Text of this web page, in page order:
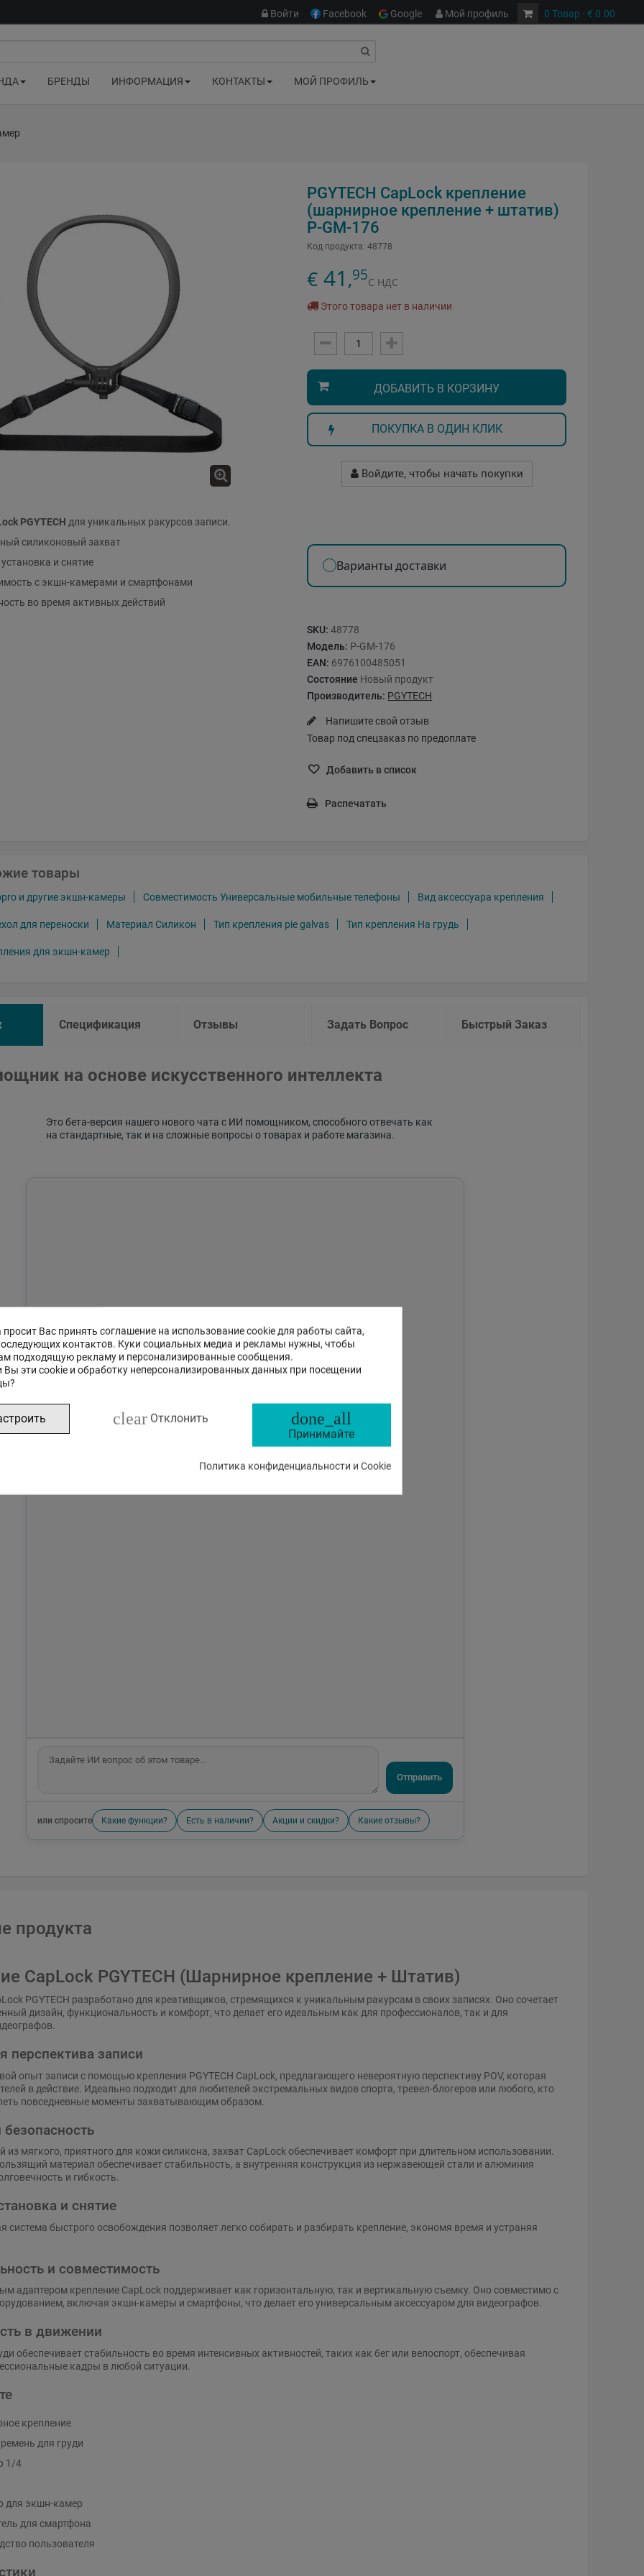
Вас принять соглашение на использование cookie для работы сайта,
контактов. Куки социальных медиа и рекламы нужны, чтобы
подходящую рекламу и персонализированные сообщения.
Вы эти cookie и обработку неперсонализированных данных при посещении
clear Отклонить done_all
Принимайте
Политика конфиденциальности и Cookie
0 Товар - € 0.00
Войти Facebook Google Мой профиль
БРЕНДЫ ИНФОРМАЦИЯ КОНТАКТЫ МОЙ ПРОФИЛЬ
PGYTECH для уникальных ракурсов записи.
силиконовый захват
и снятие
с экшн-камерами и смартфонами
во время активных действий
PGYTECH CapLock крепление
(шарнирное крепление + штатив)
P-GM-176
Код продукта: 48778
€ 41 ,95С НДС
Этого товара нет в наличии
ДОБАВИТЬ В КОРЗИНУ
ПОКУПКА В ОДИН КЛИК
Войдите, чтобы начать покупки
Варианты доставки
SKU: 48778
Модель: P-GM-176
EAN: 6976100485051
Состояние Новый продукт
Производитель: PGYTECH
Напишите свой отзыв
Товар под спецзаказ по предоплате
Добавить в список
Распечатать
товары
и другие экшн-камеры Совместимость Универсальные мобильные телефоны Вид аксессуара крепления
для переноски Материал Силикон Тип крепления pie galvas Тип крепления На грудь
для экшн-камер
Спецификация Отзывы Задать Вопрос Быстрый Заказ
на основе искусственного интеллекта
Это бета-версия нашего нового чата с ИИ помощником, способного отвечать как
на стандартные, так и на сложные вопросы о товарах и работе магазина.
Отправить
или спросите Какие функции? Есть в наличии? Акции и скидки? Какие отзывы?
продукта
CapLock PGYTECH (Шарнирное крепление + Штатив)
PGYTECH разработано для креативщиков, стремящихся к уникальным ракурсам в своих записях. Оно сочетает
дизайн, функциональность и комфорт, что делает его идеальным как для профессионалов, так и для
перспектива записи
опыт записи с помощью крепления PGYTECH CapLock, предлагающего невероятную перспективу POV, которая
в действие. Идеально подходит для любителей экстремальных видов спорта, тревел-блогеров или любого, кто
повседневные моменты захватывающим образом.
из мягкого, приятного для кожи силикона, захват CapLock обеспечивает комфорт при длительном использовании.
материал обеспечивает стабильность, а внутренняя конструкция из нержавеющей стали и алюминия
и гибкость.
и снятие
система быстрого освобождения позволяет легко собирать и разбирать крепление, экономя время и устраняя
и совместимость
адаптером крепление CapLock поддерживает как горизонтальную, так и вертикальную съемку. Оно совместимо с
включая экшн-камеры и смартфоны, что делает его универсальным аксессуаром для видеографов.
в движении
обеспечивает стабильность во время интенсивных активностей, таких как бег или велоспорт, обеспечивая
кадры в любой ситуации.
крепление
для груди
1/4
для экшн-камер
для смартфона
пользователя